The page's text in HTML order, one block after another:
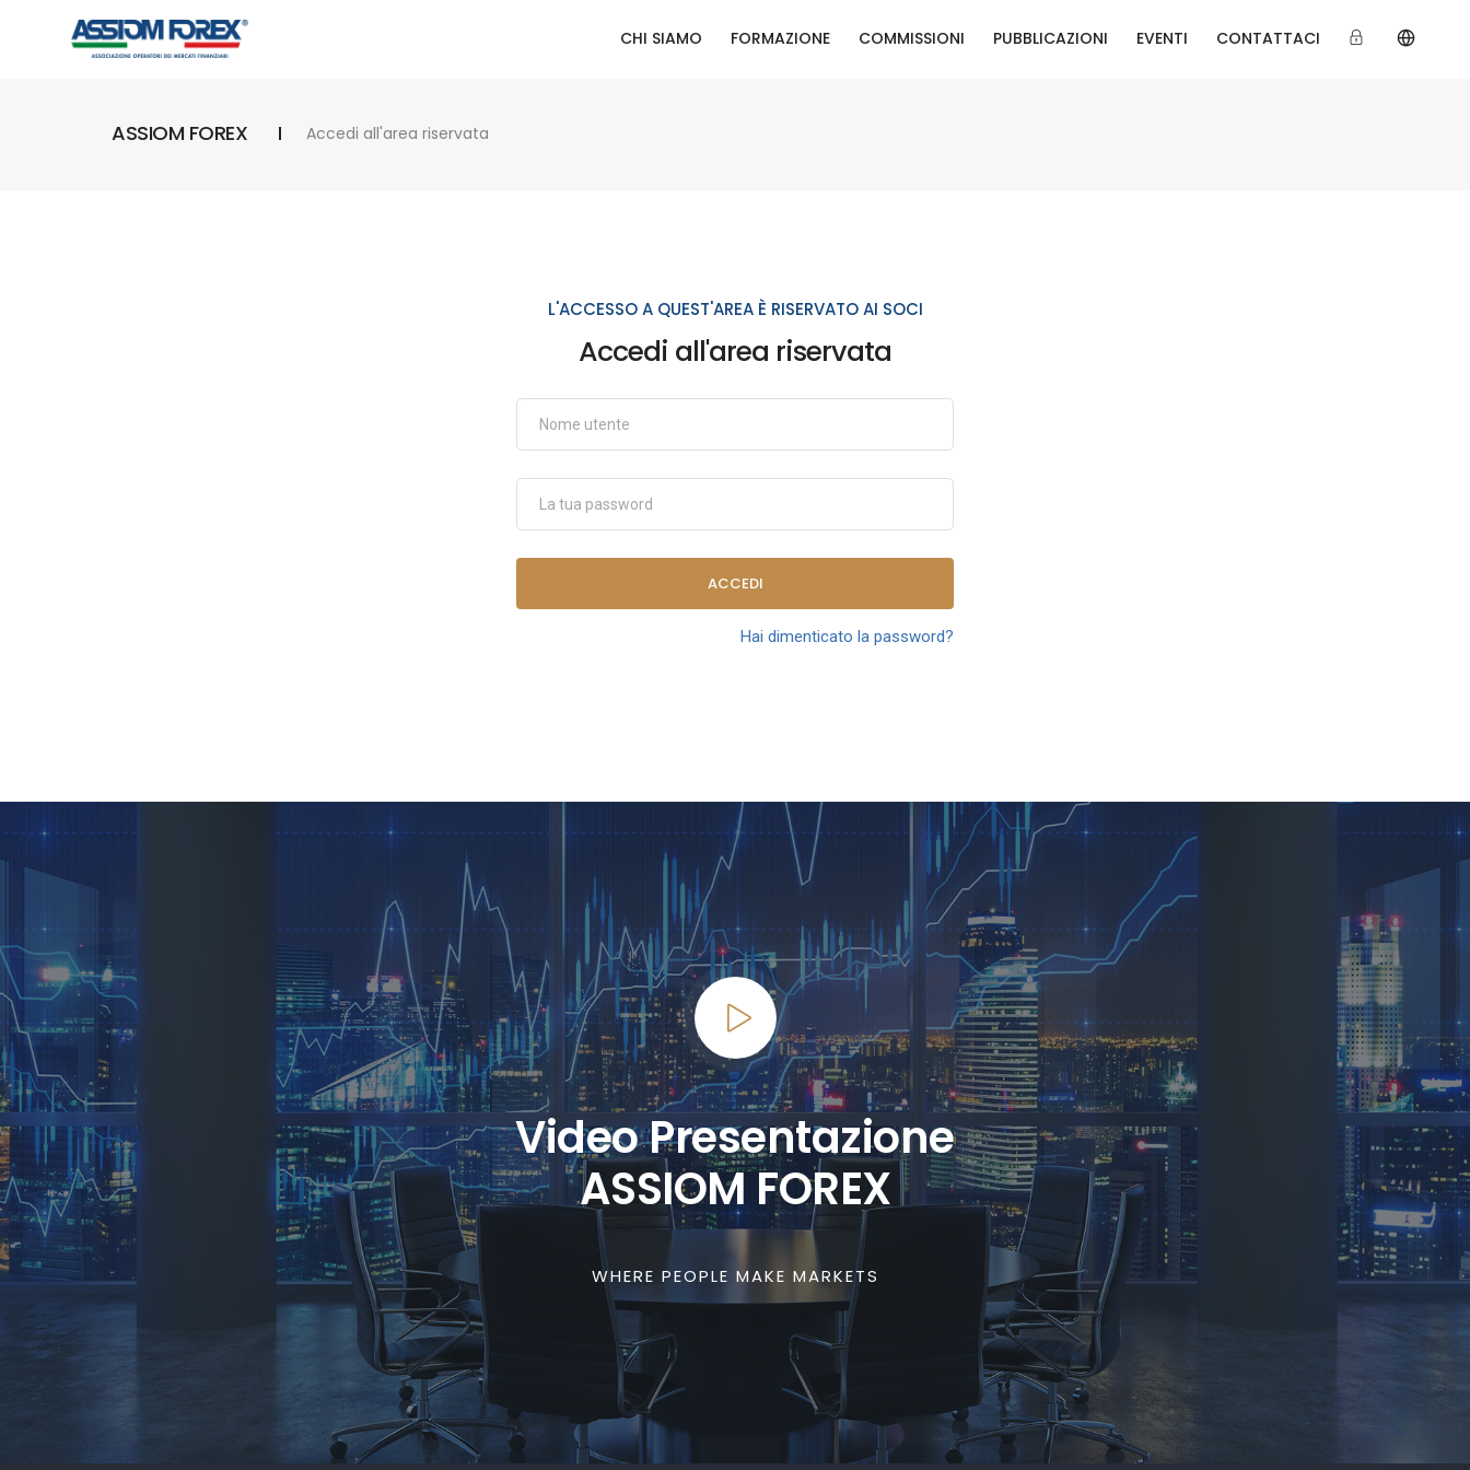
CHI SIAMO FORMAZIONE COMMISSIONI PUBBLICAZIONI EVENTI CONTATTACI
ASSIOM FOREX Accedi all'area riservata
L'ACCESSO A QUEST'AREA È RISERVATO AI SOCI
Accedi all'area riservata
ACCEDI
Hai dimenticato la password?
Video Presentazione
ASSIOM FOREX
WHERE PEOPLE MAKE MARKETS